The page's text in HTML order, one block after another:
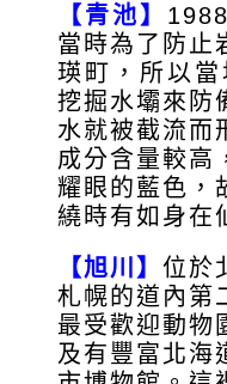
【青池】
當時為了防止
瑛町，所以
挖掘水壩來防
水就被截流而
成分含量較高
耀眼的藍色，
繞時有如身在
【旭川】 位於
札幌的道內第
最受歡迎動物
及有豐富北海